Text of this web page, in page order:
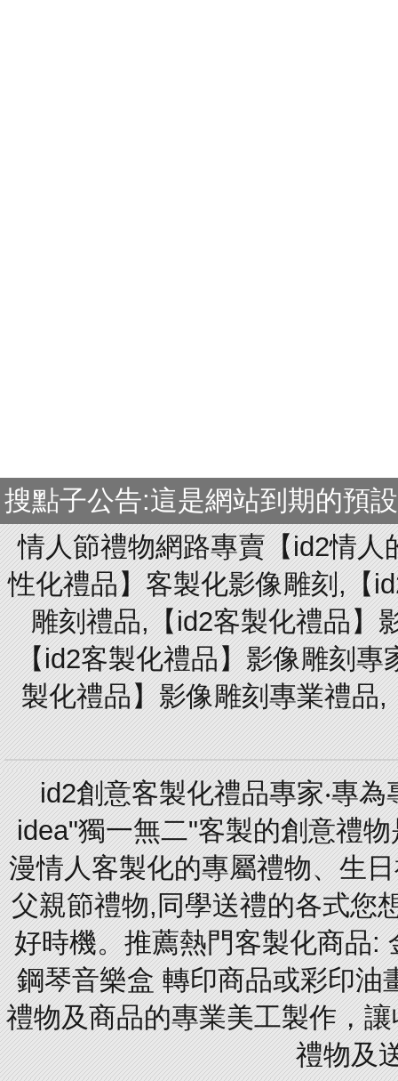
搜點子公告:這是網站到期的預
情人節禮物網路專賣【id2情
性化禮品】客製化影像雕刻,【
雕刻禮品,【id2客製化禮品】
【id2客製化禮品】影像雕刻
製化禮品】影像雕刻專業禮品
id2創意客製化禮品專家‧專
idea"獨一無二"客製的創意禮
漫情人客製化的專屬禮物、生
父親節禮物,同學送禮的各式您
好時機。推薦熱門客製化商品:
鋼琴音樂盒 轉印商品或彩印油
禮物及商品的專業美工製作，
禮物及